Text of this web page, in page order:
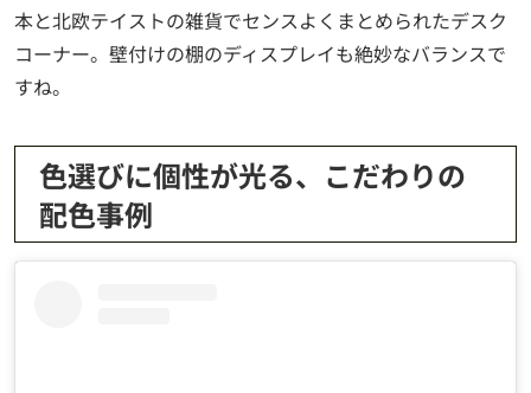
本と北欧テイストの雑貨でセンスよくまとめられたデスク
コーナー。壁付けの棚のディスプレイも絶妙なバランスで
すね。
色選びに個性が光る、こだわりの
配色事例